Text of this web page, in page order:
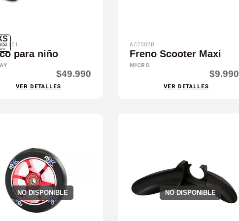
52
cm
para niño
$49.990
VER DETALLES
AC7002B
Freno Scooter Maxi
MICRO
$9.990
VER DETALLES
NO DISPONIBLE NO DISPONIBLE